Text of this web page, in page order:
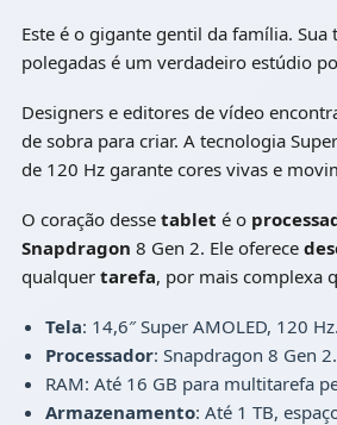
Este é o gigante gentil da família. Sua
polegadas é um verdadeiro estúdio
Designers e editores de vídeo
de sobra para criar. A tecnologia
de 120 Hz garante cores vivas e
O coração desse tablet é o
Snapdragon 8 Gen 2. Ele oferece
qualquer tarefa, por mais complexa
Tela: 14,6″ Super AMOLED, 120 Hz.
Processador: Snapdragon 8 Gen 2.
RAM: Até 16 GB para multitarefa
Armazenamento: Até 1 TB,